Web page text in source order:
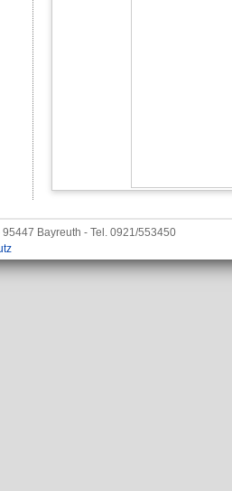
95447 Bayreuth - Tel. 0921/553450